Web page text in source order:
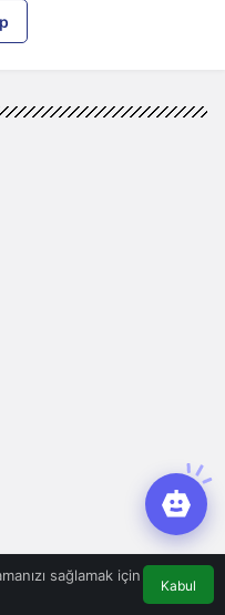
sağlamak için
Kabul